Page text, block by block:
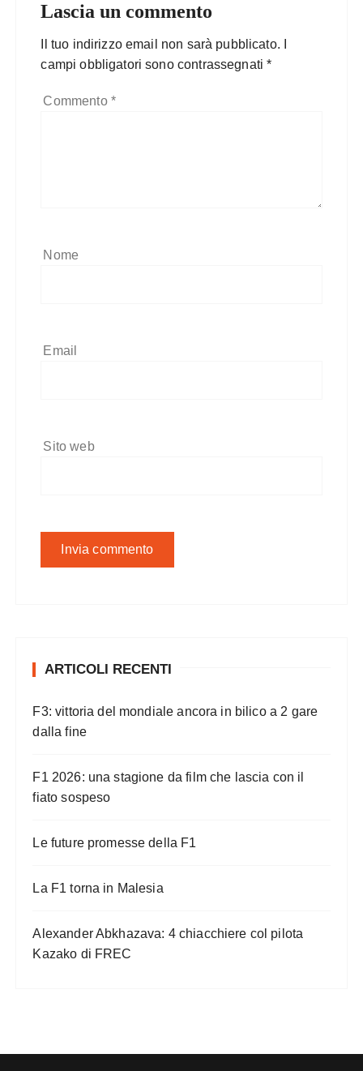
Lascia un commento
Il tuo indirizzo email non sarà pubblicato.
campi obbligatori sono contrassegnati*
Commento *
Nome
Email
Sito web
ARTICOLI RECENTI
F3: vittoria del mondiale ancora in bilico a 2 gare
dalla fine
F1 2026: una stagione da film che lascia con il
fiato sospeso
Le future promesse della F1
La F1 torna in Malesia
Alexander Abkhazava: 4 chiacchiere col pilota
Kazako di FREC